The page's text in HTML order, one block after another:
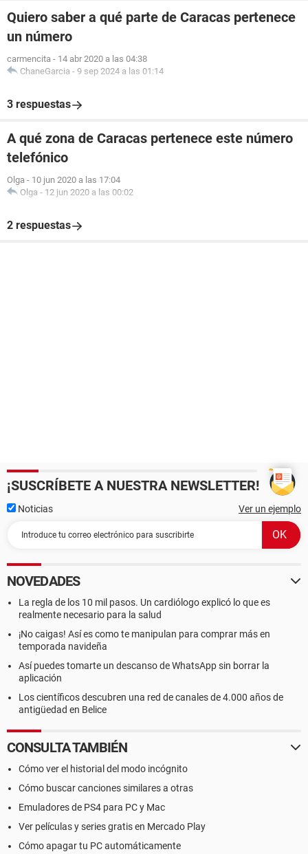
Quiero saber a qué parte de Caracas pertenece
un número
carmencita - 14 abr 2020 a las 04:38
ChaneGarcia - 9 sep 2024 a las 01:14
3 respuestas
A qué zona de Caracas pertenece este número
telefónico
Olga - 10 jun 2020 a las 17:04
Olga - 12 jun 2020 a las 00:02
2 respuestas
¡SUSCRÍBETE A NUESTRA NEWSLETTER!
Noticias Ver un ejemplo
NOVEDADES
La regla de los 10 mil pasos. Un cardiólogo explicó lo que es
realmente necesario para la salud
¡No caigas! Así es como te manipulan para comprar más en
temporada navideña
Así puedes tomarte un descanso de WhatsApp sin borrar la
aplicación
Los científicos descubren una red de canales de 4.000 años de
antigüedad en Belice
CONSULTA TAMBIÉN
Cómo ver el historial del modo incógnito
Cómo buscar canciones similares a otras
Emuladores de PS4 para PC y Mac
Ver películas y series gratis en Mercado Play
Cómo apagar tu PC automáticamente